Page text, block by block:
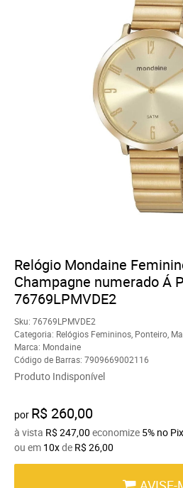
Relógio Mondaine
Champagne numerado Á
76769LPMVDE2
Sku: 76769LPMVDE2
Categoria: Relógios Femininos Ponteiro
Marca: Mondaine
Código de Barras: 7909669002116
Produto Indisponível
por R$ 260,00
à vista R$ 247,00 economize 5% no Pix
ou em 10xde R$ 26,00